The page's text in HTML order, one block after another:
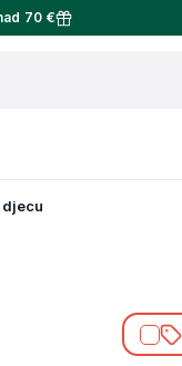
70 €
djecu